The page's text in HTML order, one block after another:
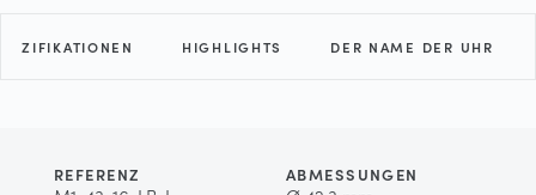
HIGHLIGHTS DER NAME DER UHR
REFERENZ ABMESSUNGEN